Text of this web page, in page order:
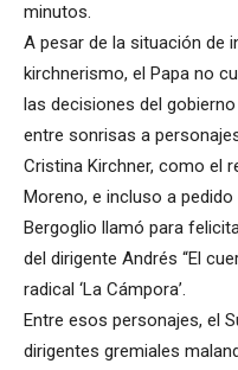
minutos.
A pesar de la situación de
kirchnerismo, el Papa no
las decisiones del
entre sonrisas a
Cristina Kirchner, como el
Moreno, e incluso a
Bergoglio llamó para
del dirigente Andrés “El
radical ‘La Cámpora’.
Entre esos personajes, el
dirigentes gremiales